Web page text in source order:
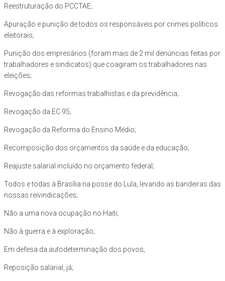
Reestruturação do PCCTAE;
Apuração e punição de todos os responsáveis por crimes políticos
eleitorais;
Punição dos empresários (foram mais de 2 mil denúncias feitas por
trabalhadores e sindicatos) que coagiram os trabalhadores nas
eleições;
Revogação das reformas trabalhistas e da previdência;
Revogação da EC 95;
Revogação da Reforma do Ensino Médio;
Recomposição dos orçamentos da saúde e da educação;
Reajuste salarial incluído no orçamento federal;
Todos e todas à Brasília na posse do Lula, levando as bandeiras das
nossas reivindicações;
Não a uma nova ocupação no Haiti;
Não à guerra e à exploração;
Em defesa da autodeterminação dos povos;
Reposição salarial, já;